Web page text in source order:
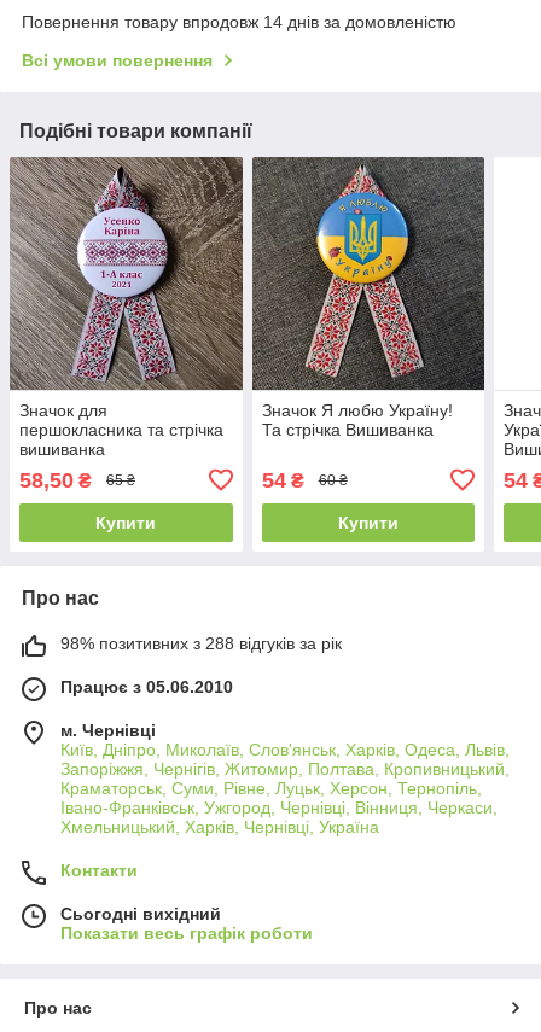
Повернення товару впродовж 14 днів за домовленістю
Всі умови повернення
Подібні товари компанії
Значок для
першокласника та стрічка
вишиванка
58,50 ₴ 65 ₴
Купити
Значок Я любю Україну!
Та стрічка Вишиванка
54₴ 60 ₴
Купити
54
Про нас
98% позитивних з 288 відгуків за рік
Працює з 05.06.2010
м. Чернівці
Київ, Дніпро, Миколаїв, Слов'янськ, Харків, Одеса, Львів,
Запоріжжя, Чернігів, Житомир, Полтава, Кропивницький,
Краматорськ, Суми, Рівне, Луцьк, Херсон, Тернопіль,
Івано-Франківськ, Ужгород, Чернівці, Вінниця, Черкаси,
Хмельницький, Харків, Чернівці, Україна
Контакти
Сьогодні вихідний
Показати весь графік роботи
Про нас